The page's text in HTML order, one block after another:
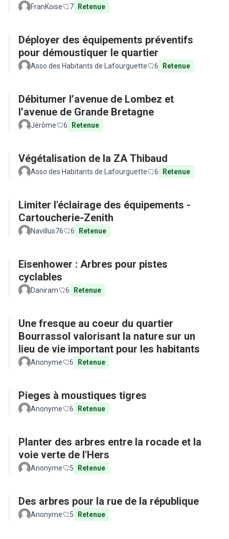
FranKoise 7 Retenue
Déployer des équipements préventifs
pour démoustiquer le quartier
Asso des Habitants de Lafourguette 6 Retenue
Débitumer l’avenue de Lombez et
l’avenue de Grande Bretagne
Jérôme 6 Retenue
Végétalisation de la ZA Thibaud
Asso des Habitants de Lafourguette 6 Retenue
Limiter l'éclairage des équipements -
Cartoucherie-Zenith
Navillus76 6 Retenue
Eisenhower : Arbres pour pistes
cyclables
Daniram 6 Retenue
Une fresque au coeur du quartier
Bourrassol valorisant la nature sur un
lieu de vie important pour les habitants
Anonyme 6 Retenue
Pieges à moustiques tigres
Anonyme 6 Retenue
Planter des arbres entre la rocade et la
voie verte de l'Hers
Anonyme 5 Retenue
Des arbres pour la rue de la république
Anonyme 5 Retenue